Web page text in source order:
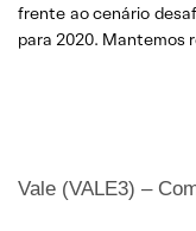
frente ao cenário
para 2020. Mantemos
Vale (VALE3) –